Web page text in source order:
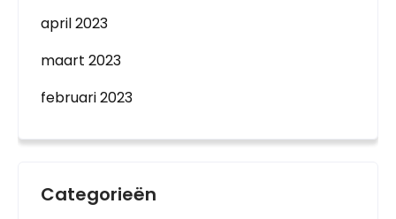
april 2023
maart 2023
februari 2023
Categorieën